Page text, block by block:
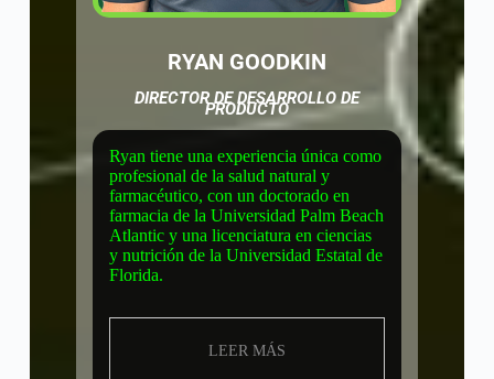
RYAN GOODKIN
DIRECTOR DE DESARROLLO DE
PRODUCTO
Ryan tiene una experiencia única como
profesional de la salud natural y
farmacéutico, con un doctorado en
farmacia de la Universidad Palm Beach
Atlantic y una licenciatura en ciencias
y nutrición de la Universidad Estatal de
Florida.
LEER MÁS